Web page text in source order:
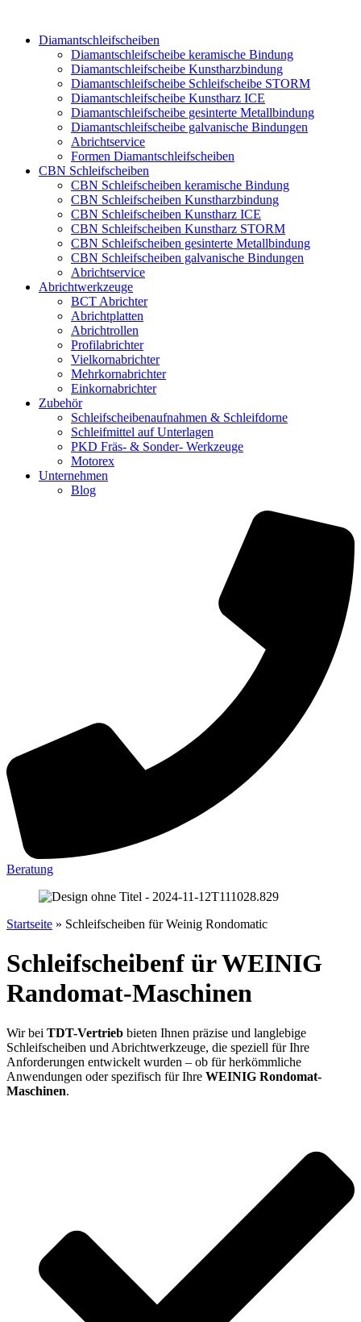
Diamantschleifscheiben
Diamantschleifscheibe keramische Bindung
Diamantschleifscheibe Kunstharzbindung
Diamantschleifscheibe Schleifscheibe STORM
Diamantschleifscheibe Kunstharz ICE
Diamantschleifscheibe gesinterte Metallbindung
Diamantschleifscheibe galvanische Bindungen
Abrichtservice
Formen Diamantschleifscheiben
CBN Schleifscheiben
CBN Schleifscheiben keramische Bindung
CBN Schleifscheiben Kunstharzbindung
CBN Schleifscheiben Kunstharz ICE
CBN Schleifscheiben Kunstharz STORM
CBN Schleifscheiben gesinterte Metallbindung
CBN Schleifscheiben galvanische Bindungen
Abrichtservice
Abrichtwerkzeuge
BCT Abrichter
Abrichtplatten
Abrichtrollen
Profilabrichter
Vielkornabrichter
Mehrkornabrichter
Einkornabrichter
Zubehör
Schleifscheibenaufnahmen & Schleifdorne
Schleifmittel auf Unterlagen
PKD Fräs- & Sonder- Werkzeuge
Motorex
Unternehmen
Blog
Beratung
Startseite » Schleifscheiben für Weinig Rondomatic
Schleifscheibenf ür WEINIG
Randomat-Maschinen
Wir bei TDT-Vertrieb bieten Ihnen präzise und langlebige
Schleifscheiben und Abrichtwerkzeuge, die speziell für Ihre
Anforderungen entwickelt wurden – ob für herkömmliche
Anwendungen oder spezifisch für Ihre WEINIG Rondomat-
Maschinen.